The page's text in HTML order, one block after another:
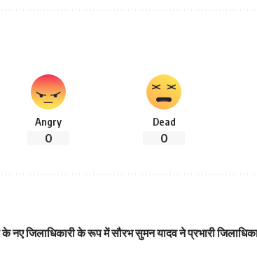
Angry
0
Dead
0
के नए जिलाधिकारी के रूप में सौरभ सुमन यादव ने प्रभारी